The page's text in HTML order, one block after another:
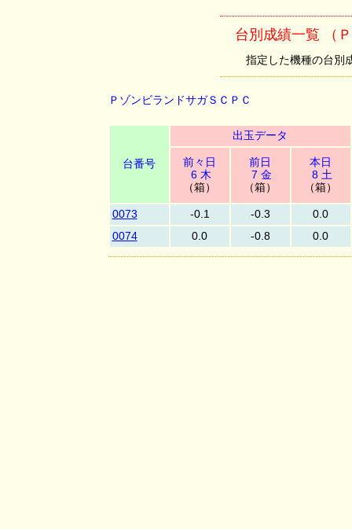
台別成績一覧 （
指定した機種の台別
ＰゾンビランドサガＳＣＰＣ
台番号
出玉データ
前々日
6 木
（箱）
前日
7 金
（箱）
本日
8 土
（箱）
0073 -0.1 -0.3
0.0
0074
0.0 -0.8 0.0